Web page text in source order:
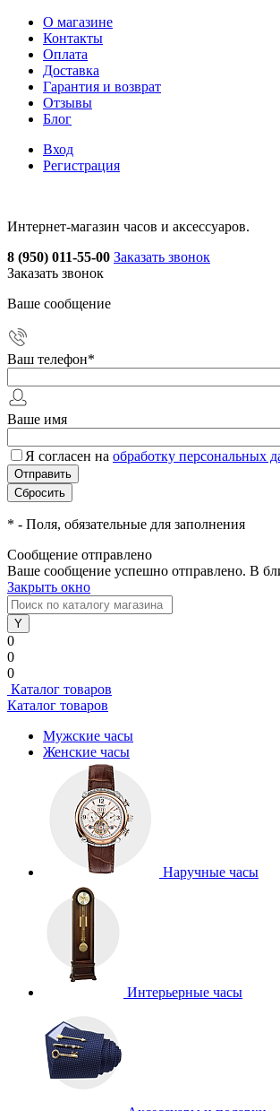
О магазине
Контакты
Оплата
Доставка
Гарантия и возврат
Отзывы
Блог
Вход
Регистрация
Интернет-магазин часов и аксессуаров.
8 (950) 011-55-00 Заказать звонок
Заказать звонок
Ваше сообщение
Ваш телефон*
Ваше имя
Я согласен на обработку персональных
* - Поля, обязательные для заполнения
Сообщение отправлено
Ваше сообщение успешно отправлено. В
Закрыть окно
0
0
0
Каталог товаров
Каталог товаров
Мужские часы
Женские часы
Наручные часы
Интерьерные часы